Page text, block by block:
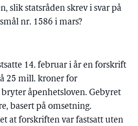
slik statsråden skrev i svar på
nr. 1586 i mars?
14. februar i år en forskrift
25 mill. kroner for
åpenhetsloven. Gebyret
basert på omsetning.
at forskriften var fastsatt uten